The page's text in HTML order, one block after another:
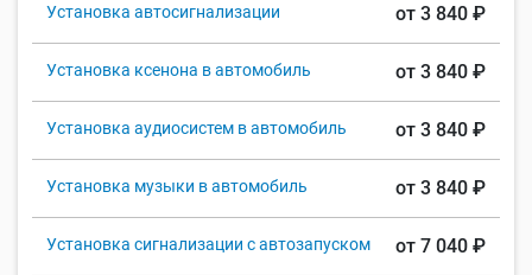
Установка автосигнализации от 3 840 ₽
Установка ксенона в автомобиль от 3 840 ₽
Установка аудиосистем в автомобиль от 3 840 ₽
Установка музыки в автомобиль от 3 840 ₽
Установка сигнализации с автозапуском от 7 040 ₽